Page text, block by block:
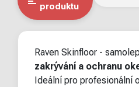
produktu
Raven Skinfloor -
zakrývání a ochranu
Ideální pro profesionální